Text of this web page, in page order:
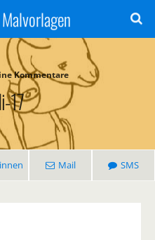
Kommentare
17
Mail SMS